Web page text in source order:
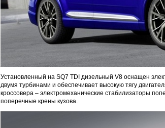
Установленный на SQ7 TDI дизельный V8 оснащен
двумя турбинами и обеспечивает высокую тягу
кроссовера – электромеханические стабилизаторы
поперечные крены кузова.